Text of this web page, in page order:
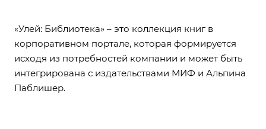
«Улей: Библиотека» – это коллекция книг в
корпоративном портале, которая формируется
исходя из потребностей компании и может быть
интегрирована с издательствами МИФ и Альпина
Паблишер.